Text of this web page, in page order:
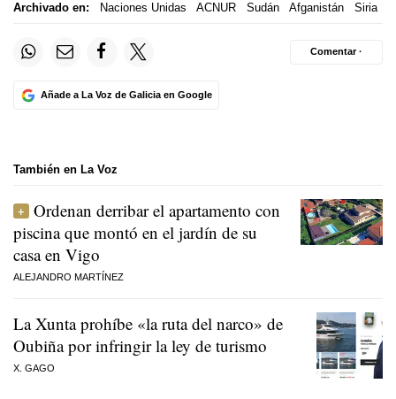
Archivado en: Naciones Unidas ACNUR Sudán Afganistán Siria
Añade a La Voz de Galicia en Google
Comentar ·
También en La Voz
Ordenan derribar el apartamento con
piscina que montó en el jardín de su
casa en Vigo
ALEJANDRO MARTÍNEZ
La Xunta prohíbe «la ruta del narco» de
Oubiña por infringir la ley de turismo
X. GAGO